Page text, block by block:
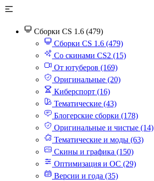
Сборки CS 1.6 (479)
Сборки CS 1.6 (479)
Со скинами CS2 (15)
От ютуберов (169)
Оригинальные (20)
Киберспорт (16)
Тематические (43)
Блогерские сборки (178)
Оригинальные и чистые (14)
Тематические и моды (63)
Скины и графика (150)
Оптимизация и ОС (29)
Версии и года (35)